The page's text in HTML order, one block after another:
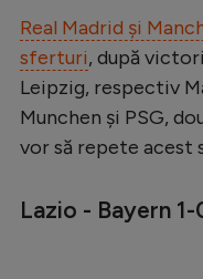
Ligue 1
EURO
Real Madrid și
sferturi, după
Leipzig, respectiv
Munchen și PSG,
vor să repete acest
Lazio - Bayern